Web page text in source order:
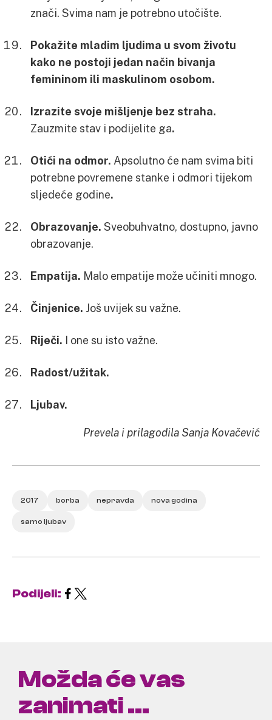
znači. Svima nam je potrebno utočište.
Pokažite mladim ljudima u svom životu
kako ne postoji jedan način bivanja
femininom ili maskulinom osobom.
Izrazite svoje mišljenje bez straha.
Zauzmite stav i podijelite ga.
Otići na odmor. Apsolutno će nam svima biti
potrebne povremene stanke i odmori tijekom
sljedeće godine.
Obrazovanje. Sveobuhvatno, dostupno, javno
obrazovanje.
Empatija. Malo empatije može učiniti mnogo.
Činjenice. Još uvijek su važne.
Riječi. I one su isto važne.
Radost/užitak.
Ljubav.
Prevela i prilagodila Sanja Kovačević
2017 borba nepravda nova godina
samo ljubav
Podijeli:
Možda će vas
zanimati ...